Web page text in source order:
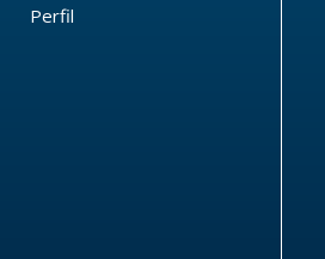
Perfil